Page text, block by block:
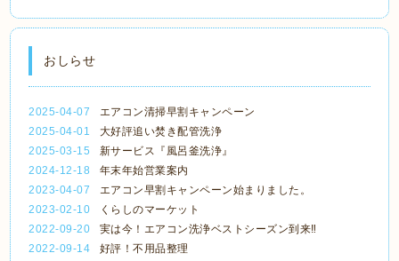
おしらせ
2025-04-07
エアコン清掃早割キャンペーン
2025-04-01
大好評追い焚き配管洗浄
2025-03-15
新サービス『風呂釜洗浄』
2024-12-18
年末年始営業案内
2023-04-07
エアコン早割キャンペーン始まりました。
2023-02-10
くらしのマーケット
2022-09-20
実は今！エアコン洗浄ベストシーズン到来‼️
2022-09-14
好評！不用品整理